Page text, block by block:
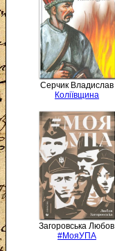
Серчик Владислав
Коліївщина
Загоровська Любов
#МояУПА